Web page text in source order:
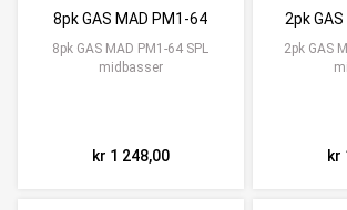
8pk GAS MAD PM1-64
8pk GAS MAD PM1-64 SPL
midbasser
kr 1 248,00
2pk
2pk GAS
kr